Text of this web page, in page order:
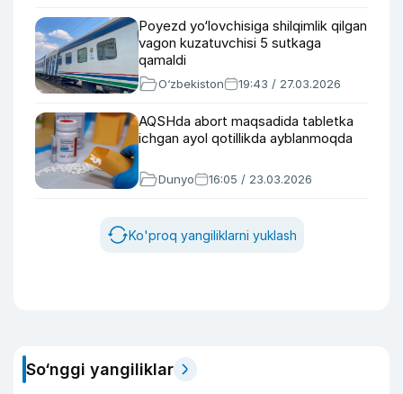
Poyezd yo‘lovchisiga shilqimlik qilgan
vagon kuzatuvchisi 5 sutkaga
qamaldi
O‘zbekiston 19:43 / 27.03.2026
AQSHda abort maqsadida tabletka
ichgan ayol qotillikda ayblanmoqda
Dunyo 16:05 / 23.03.2026
Ko'proq yangiliklarni yuklash
So‘nggi yangiliklar